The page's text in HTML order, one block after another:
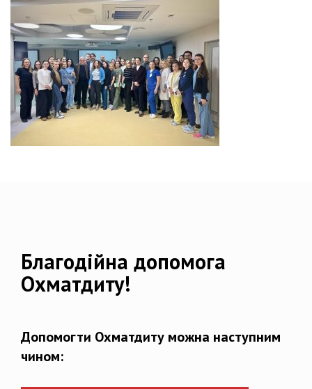
Благодійна допомога
Охматдиту!
Допомогти Охматдиту можна наступним
чином: